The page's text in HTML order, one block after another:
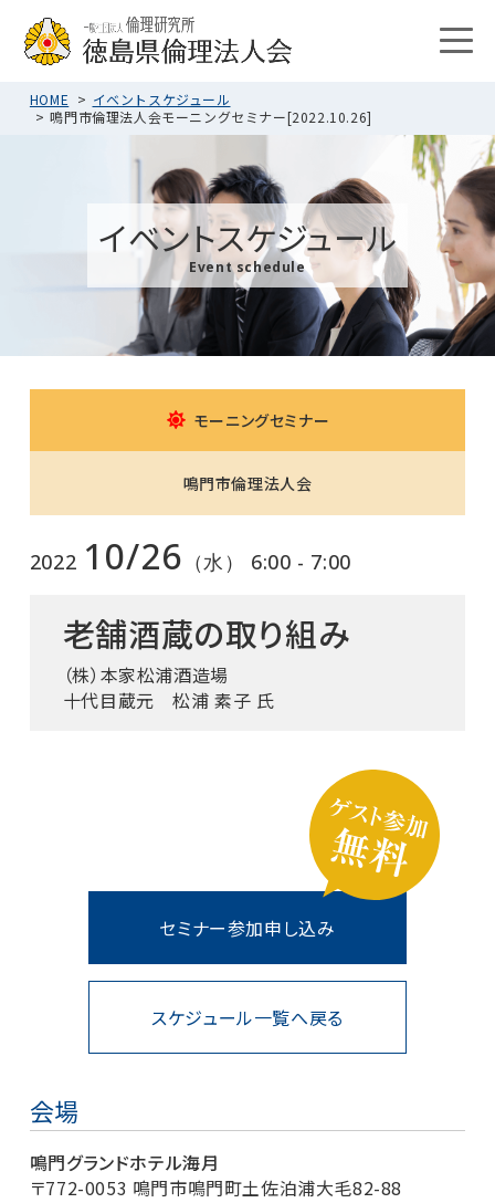
HOME
イベントスケジュール
鳴門市倫理法人会モーニングセミナー[2022.10.26]
イベントスケジュール
Event schedule
モーニングセミナー
鳴門市倫理法人会
2022 10/26 （水） 6:00 - 7:00
老舗酒蔵の取り組み
（株）本家松浦酒造場
十代目蔵元 松浦 素子 氏
スケジュール一覧へ戻る
セミナー参加申し込み
会場
鳴門グランドホテル海月
〒772-0053 鳴門市鳴門町土佐泊浦大毛82-88